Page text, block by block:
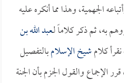
الجهمية، وهذا مما أنكره عليه
به، ثم ذكر كلاماً لـعبد الله بن
كلامشيخ الإسلامبالتفصيل
الإجماع والقول الجزم بأن الجنة